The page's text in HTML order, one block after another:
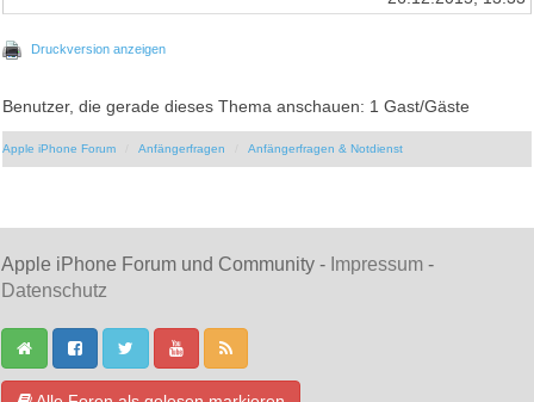
Druckversion anzeigen
Benutzer, die gerade dieses Thema anschauen: 1 Gast/Gäste
Apple iPhone Forum Anfängerfragen Anfängerfragen & Notdienst
Apple iPhone Forum und Community - Impressum -
Datenschutz